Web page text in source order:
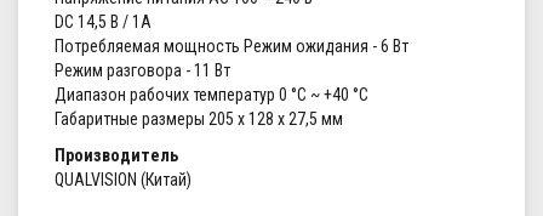
DC 14,5 В / 1А
Потребляемая мощность Режим ожидания - 6 Вт
Режим разговора - 11 Вт
Диапазон рабочих температур 0 °С ~ +40 °С
Габаритные размеры 205 x 128 x 27,5 мм
Производитель
QUALVISION (Китай)